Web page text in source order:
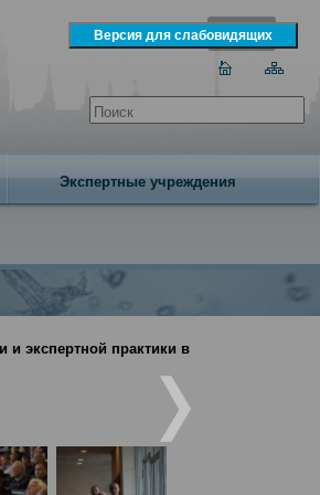
Экспертные учреждения
и экспертной практики в